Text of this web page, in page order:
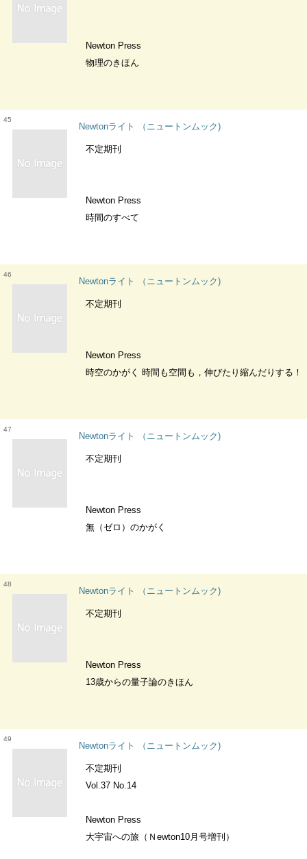
Newton Press
物理のきほん
45
Newtonライト （ニュートンムック)
不定期刊
Newton Press
時間のすべて
46
Newtonライト （ニュートンムック)
不定期刊
Newton Press
時空のかがく 時間も空間も，伸びたり縮んだりする！
47
Newtonライト （ニュートンムック)
不定期刊
Newton Press
無（ゼロ）のかがく
48
Newtonライト （ニュートンムック)
不定期刊
Newton Press
13歳からの量子論のきほん
49
Newtonライト （ニュートンムック)
不定期刊
Vol.37 No.14
Newton Press
大宇宙への旅（Ｎewton10月号増刊）